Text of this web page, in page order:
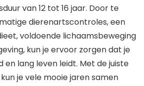
van 12 tot 16 jaar. Door te
dierenartscontroles, een
voldoende lichaamsbeweging
kun je ervoor zorgen dat je
en lang leven leidt. Met de juiste
je vele mooie jaren samen